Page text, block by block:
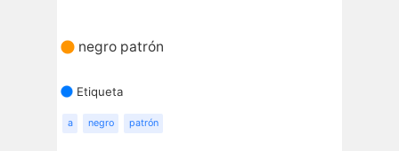
negro patrón
Etiqueta
a negro patrón